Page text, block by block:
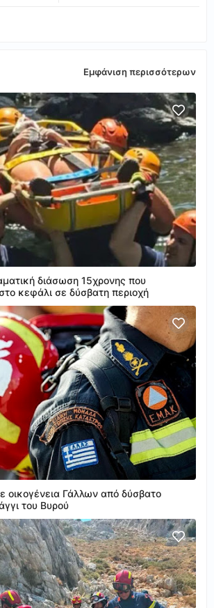
Εμφάνιση περισσότερων
διάσωση 15χρονης που
κεφάλι σε δύσβατη περιοχή
οικογένεια Γάλλων από δύσβατο
του Βυρού